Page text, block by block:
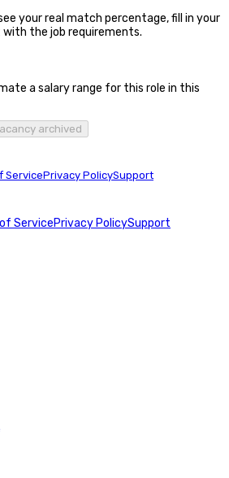
your real match percentage, fill in your
the job requirements.
a salary range for this role in this
archived
ServicePrivacy PolicySupport
ServicePrivacy PolicySupport